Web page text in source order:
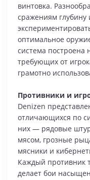
винтовка.
сражениям
оптимальное
система построена
требующих от
грамотно
Противники и
Denizen
отличающихся по
них — рядовые
мясом, грозные
мясники и
Каждый противник
делает бои